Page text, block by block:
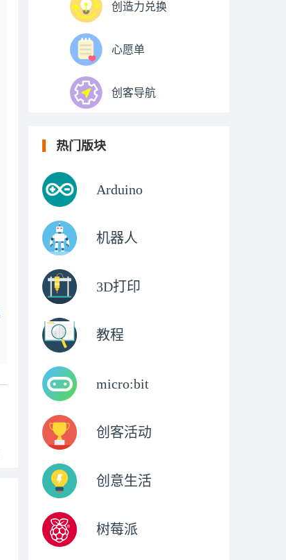
创造力兑换
心愿单
创客导航
热门版块
Arduino
机器人
3D打印
教程
micro:bit
创客活动
创意生活
树莓派